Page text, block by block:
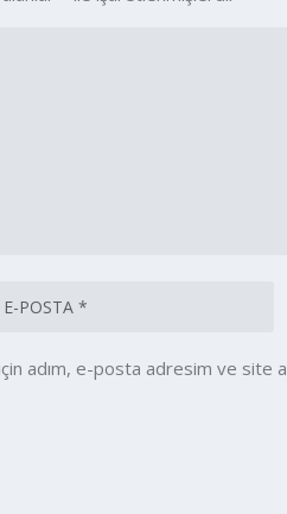
adım, e-posta adresim ve site